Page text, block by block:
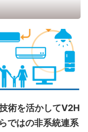
術を活かしてV2H
ではの非系統連系